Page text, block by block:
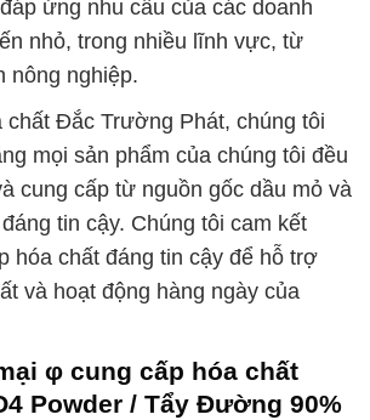
ứng nhu cầu của các doanh
nhỏ, trong nhiều lĩnh vực, từ
nông nghiệp.
chất Đắc Trường Phát, chúng tôi
mọi sản phẩm của chúng tôi đều
cung cấp từ nguồn gốc dầu mỏ và
tin cậy. Chúng tôi cam kết
hóa chất đáng tin cậy để hỗ trợ
và hoạt động hàng ngày của
φ cung cấp hóa chất
Powder / Tẩy Đường 90%